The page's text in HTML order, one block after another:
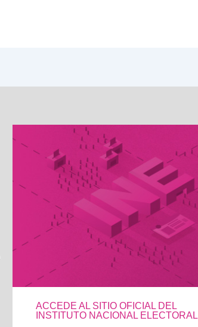
ACCEDE AL SITIO OFICIAL DEL
INSTITUTO NACIONAL ELECTORAL